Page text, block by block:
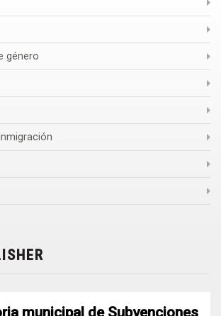
género
municipal de Subvenciones